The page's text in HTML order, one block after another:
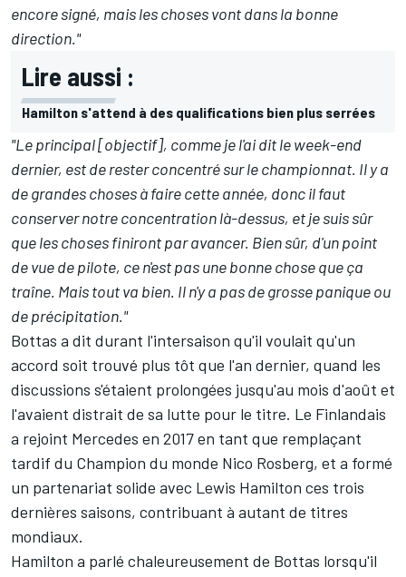
encore signé, mais les choses vont dans la bonne
direction."
Lire aussi :
Hamilton s'attend à des qualifications bien plus serrées
"Le principal [objectif], comme je l'ai dit le week-end
dernier, est de rester concentré sur le championnat. Il y a
de grandes choses à faire cette année, donc il faut
conserver notre concentration là-dessus, et je suis sûr
que les choses finiront par avancer. Bien sûr, d'un point
de vue de pilote, ce n'est pas une bonne chose que ça
traîne. Mais tout va bien. Il n'y a pas de grosse panique ou
de précipitation."
Bottas a dit durant l'intersaison qu'il voulait qu'un
accord soit trouvé plus tôt que l'an dernier, quand les
discussions s'étaient prolongées jusqu'au mois d'août et
l'avaient distrait de sa lutte pour le titre. Le Finlandais
a rejoint Mercedes en 2017 en tant que remplaçant
tardif du Champion du monde Nico Rosberg, et a formé
un partenariat solide avec Lewis Hamilton ces trois
dernières saisons, contribuant à autant de titres
mondiaux.
Hamilton a parlé chaleureusement de Bottas lorsqu'il